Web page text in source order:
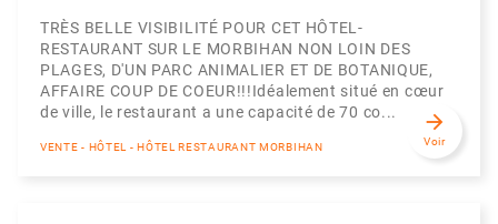
TRÈS BELLE VISIBILITÉ POUR CET HÔTEL-
RESTAURANT SUR LE MORBIHAN NON LOIN DES
PLAGES, D'UN PARC ANIMALIER ET DE BOTANIQUE,
AFFAIRE COUP DE COEUR!!!Idéalement situé en cœur
de ville, le restaurant a une capacité de 70 co...
VENTE - HÔTEL - HÔTEL RESTAURANT MORBIHAN
arrow_forward
Voir